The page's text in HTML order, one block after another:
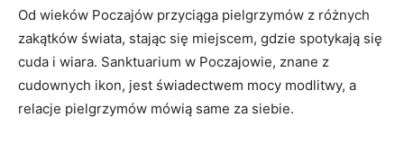
Od wieków Poczajów przyciąga pielgrzymów z różnych
zakątków świata, stając się miejscem, gdzie spotykają się
cuda i wiara. Sanktuarium w Poczajowie, znane z
cudownych ikon, jest świadectwem mocy modlitwy, a
relacje pielgrzymów mówią same za siebie.